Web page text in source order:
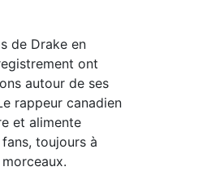
de Drake en
ont
autour de ses
rappeur canadien
et alimente
fans, toujours à